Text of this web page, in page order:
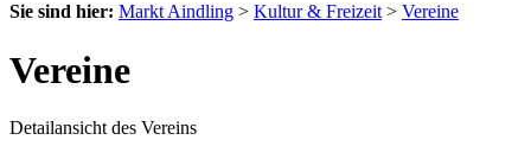
Sie sind hier: Markt Aindling > Kultur & Freizeit > Vereine
Vereine
Detailansicht des Vereins